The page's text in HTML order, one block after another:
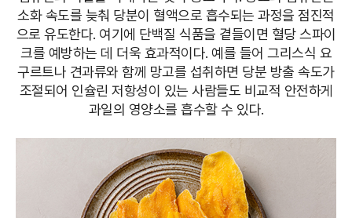
소화 속도를 늦춰 당분이 혈액으로 흡수되는 과정을 점진적
으로 유도한다. 여기에 단백질 식품을 곁들이면 혈당 스파이
크를 예방하는 데 더욱 효과적이다. 예를 들어 그리스식 요
구르트나 견과류와 함께 망고를 섭취하면 당분 방출 속도가
조절되어 인슐린 저항성이 있는 사람들도 비교적 안전하게
과일의 영양소를 흡수할 수 있다.